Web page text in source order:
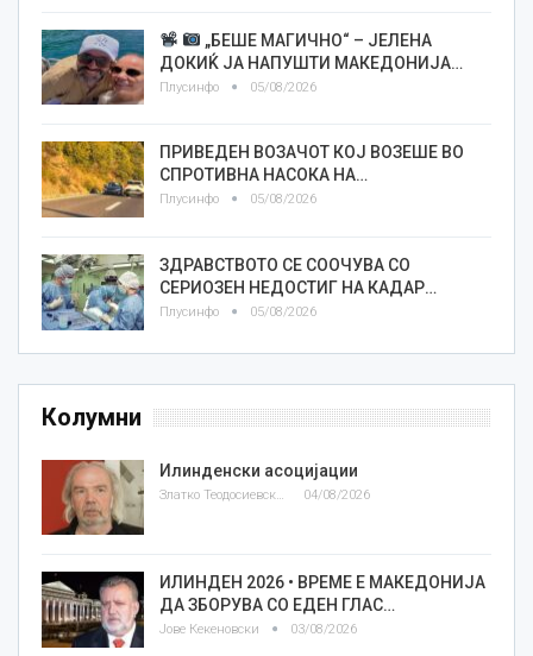
„БЕШЕ МАГИЧНО“ – ЈЕЛЕНА
ДОКИЌ ЈА НАПУШТИ МАКЕДОНИЈА…
Плусинфо 05/08/2026
ПРИВЕДЕН ВОЗАЧОТ КОЈ ВОЗЕШЕ ВО
СПРОТИВНА НАСОКА НА…
Плусинфо 05/08/2026
ЗДРАВСТВОТО СЕ СООЧУВА СО
СЕРИОЗЕН НЕДОСТИГ НА КАДАР…
Плусинфо 05/08/2026
Колумни
Илинденски асоцијации
Златко Теодосиевски 04/08/2026
ИЛИНДЕН 2026 • ВРЕМЕ Е МАКЕДОНИЈА
ДА ЗБОРУВА СО ЕДЕН ГЛАС…
Јове Кекеновски 03/08/2026